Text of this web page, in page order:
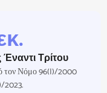
Τρίτου
τον Νόμο 96(I)/2000
2023.